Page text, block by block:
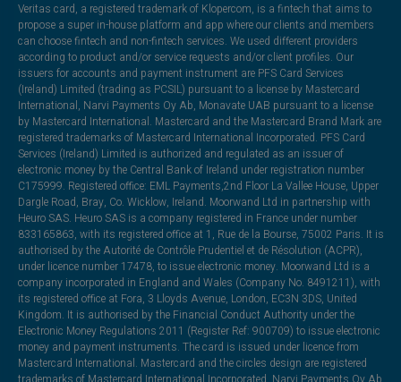
Veritas card, a registered trademark of Klopercom, is a fintech that aims to
propose a super in-house platform and app where our clients and members
can choose fintech and non-fintech services. We used different providers
according to product and/or service requests and/or client profiles. Our
issuers for accounts and payment instrument are PFS Card Services
(Ireland) Limited (trading as PCSIL) pursuant to a license by Mastercard
International, Narvi Payments Oy Ab, Monavate UAB pursuant to a license
by Mastercard International. Mastercard and the Mastercard Brand Mark are
registered trademarks of Mastercard International Incorporated. PFS Card
Services (Ireland) Limited is authorized and regulated as an issuer of
electronic money by the Central Bank of Ireland under registration number
C175999. Registered office: EML Payments,2nd Floor La Vallee House, Upper
Dargle Road, Bray, Co. Wicklow, Ireland. Moorwand Ltd in partnership with
Heuro SAS. Heuro SAS is a company registered in France under number
833165863, with its registered office at 1, Rue de la Bourse, 75002 Paris. It is
authorised by the Autorité de Contrôle Prudentiel et de Résolution (ACPR),
under licence number 17478, to issue electronic money. Moorwand Ltd is a
company incorporated in England and Wales (Company No. 8491211), with
its registered office at Fora, 3 Lloyds Avenue, London, EC3N 3DS, United
Kingdom. It is authorised by the Financial Conduct Authority under the
Electronic Money Regulations 2011 (Register Ref: 900709) to issue electronic
money and payment instruments. The card is issued under licence from
Mastercard International. Mastercard and the circles design are registered